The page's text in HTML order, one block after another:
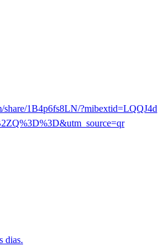
share/1B4p6fs8LN/?mibextid=LQQJ4d
dias.